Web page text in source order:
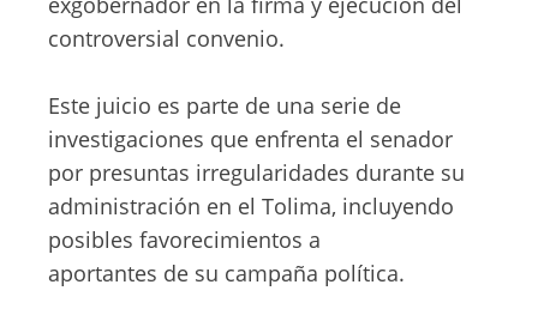
controversial convenio.
Este juicio es parte de una serie de
investigaciones que enfrenta el senador
por presuntas irregularidades durante su
administración en el Tolima, incluyendo
posibles favorecimientos a
aportantes de su campaña política.